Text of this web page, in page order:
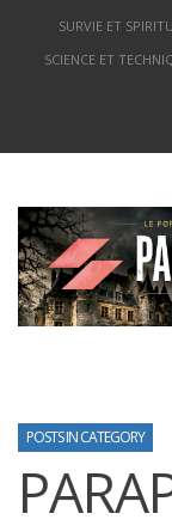
SURVIE ET
SCIENCE ET
POSTS IN CATEGORY